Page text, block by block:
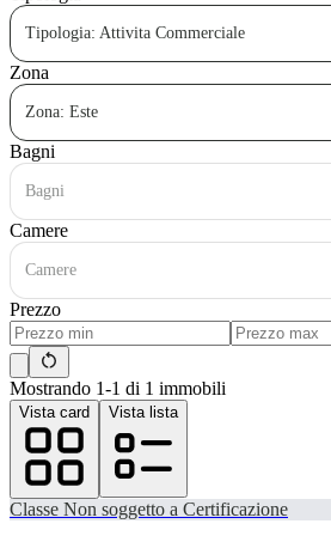
Tipologia: Attivita Commerciale
Zona
Zona: Este
Bagni
Bagni
Camere
Camere
Prezzo
Mostrando 1-1 di 1 immobili
Vista card Vista lista
Classe Non soggetto a Certificazione